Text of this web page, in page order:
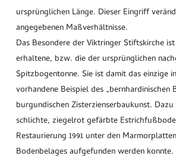
ursprünglichen Länge. Dieser Eingriff
angegebenen Maßverhältnisse.
Das Besondere der Viktringer Stiftskirche
erhaltene, bzw. die der ursprünglichen
Spitzbogentonne. Sie ist damit das einzige
vorhandene Beispiel des „bernhardinischen
burgundischen Zisterzienserbaukunst.
schlichte, ziegelrot gefärbte
Restaurierung 1991 unter den
Bodenbelages aufgefunden werden konnte.